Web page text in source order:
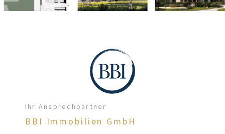
Ihr Ansprechpartner
BBI Immobilien GmbH